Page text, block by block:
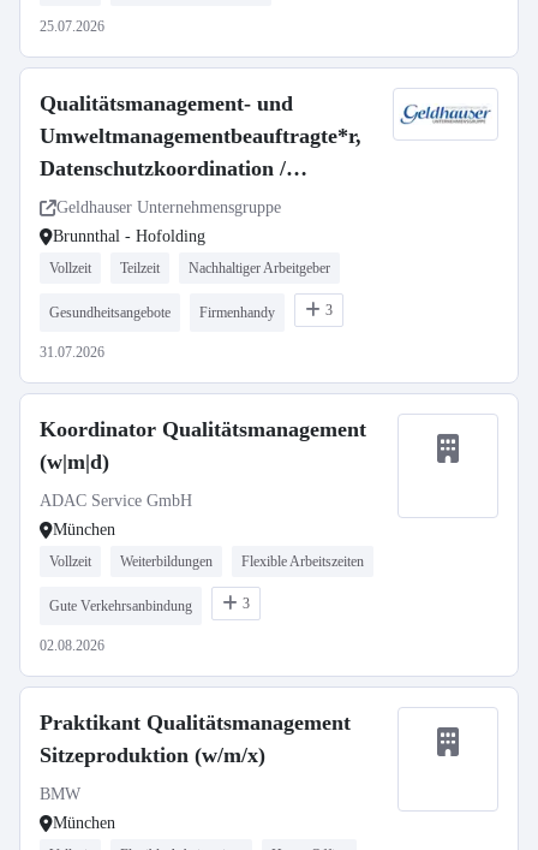
25.07.2026
Qualitätsmanagement- und
Umweltmanagementbeauftragte*r,
Datenschutzkoordination /
Arbeitssicherheitskoordination
(m/w/d) Vollzeit / Teilzeit / Minijob
Geldhauser Unternehmensgruppe
Brunnthal - Hofolding
Vollzeit Teilzeit Nachhaltiger Arbeitgeber
Gesundheitsangebote Firmenhandy 3
31.07.2026
Koordinator Qualitätsmanagement
(w|m|d)
ADAC Service GmbH
München
Vollzeit Weiterbildungen Flexible Arbeitszeiten
Gute Verkehrsanbindung 3
02.08.2026
Praktikant Qualitätsmanagement
Sitzeproduktion (w/m/x)
BMW
München